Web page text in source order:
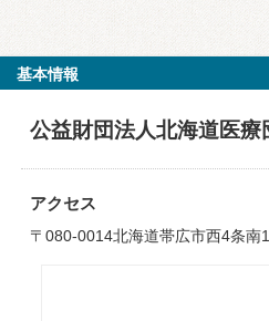
基本情報
公益財団法人北海道医療
アクセス
〒080-0014北海道帯広市西4条南